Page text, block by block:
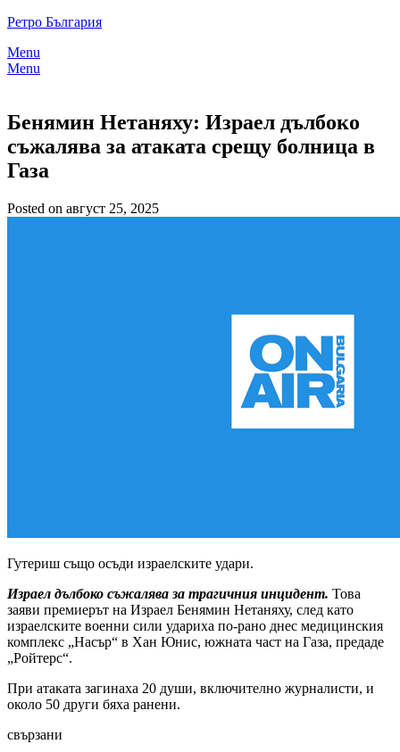
Skip
content
Ретро България
Menu
Menu
Бенямин Нетаняху: Израел дълбоко
съжалява за атаката срещу болница в
Газа
Posted on август 25, 2025
Гутериш също осъди израелските удари.
Израел дълбоко съжалява за трагичния инцидент. Това
заяви премиерът на Израел Бенямин Нетаняху, след като
израелските военни сили удариха по-рано днес медицинския
комплекс „Насър“ в Хан Юнис, южната част на Газа, предаде
„Ройтерс“.
При атаката загинаха 20 души, включително журналисти, и
около 50 други бяха ранени.
свързани